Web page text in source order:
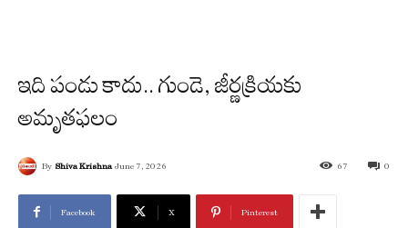
ఇది పండు కాదు.. గుండె, జీర్ణక్రియకు
అమృతఫలం
By Shiva Krishna June 7, 2026 0
67
Facebook X Pinterest